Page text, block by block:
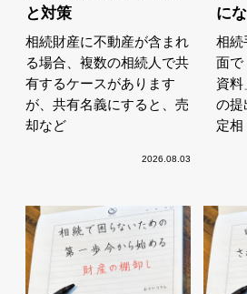
と対策
相続財産に不動産が含まれ
る場合、複数の相続人で共
有するケースがあります
が、共有名義にすると、売
却など
2026.08.03
に
相続
面で
資料
の提
定相